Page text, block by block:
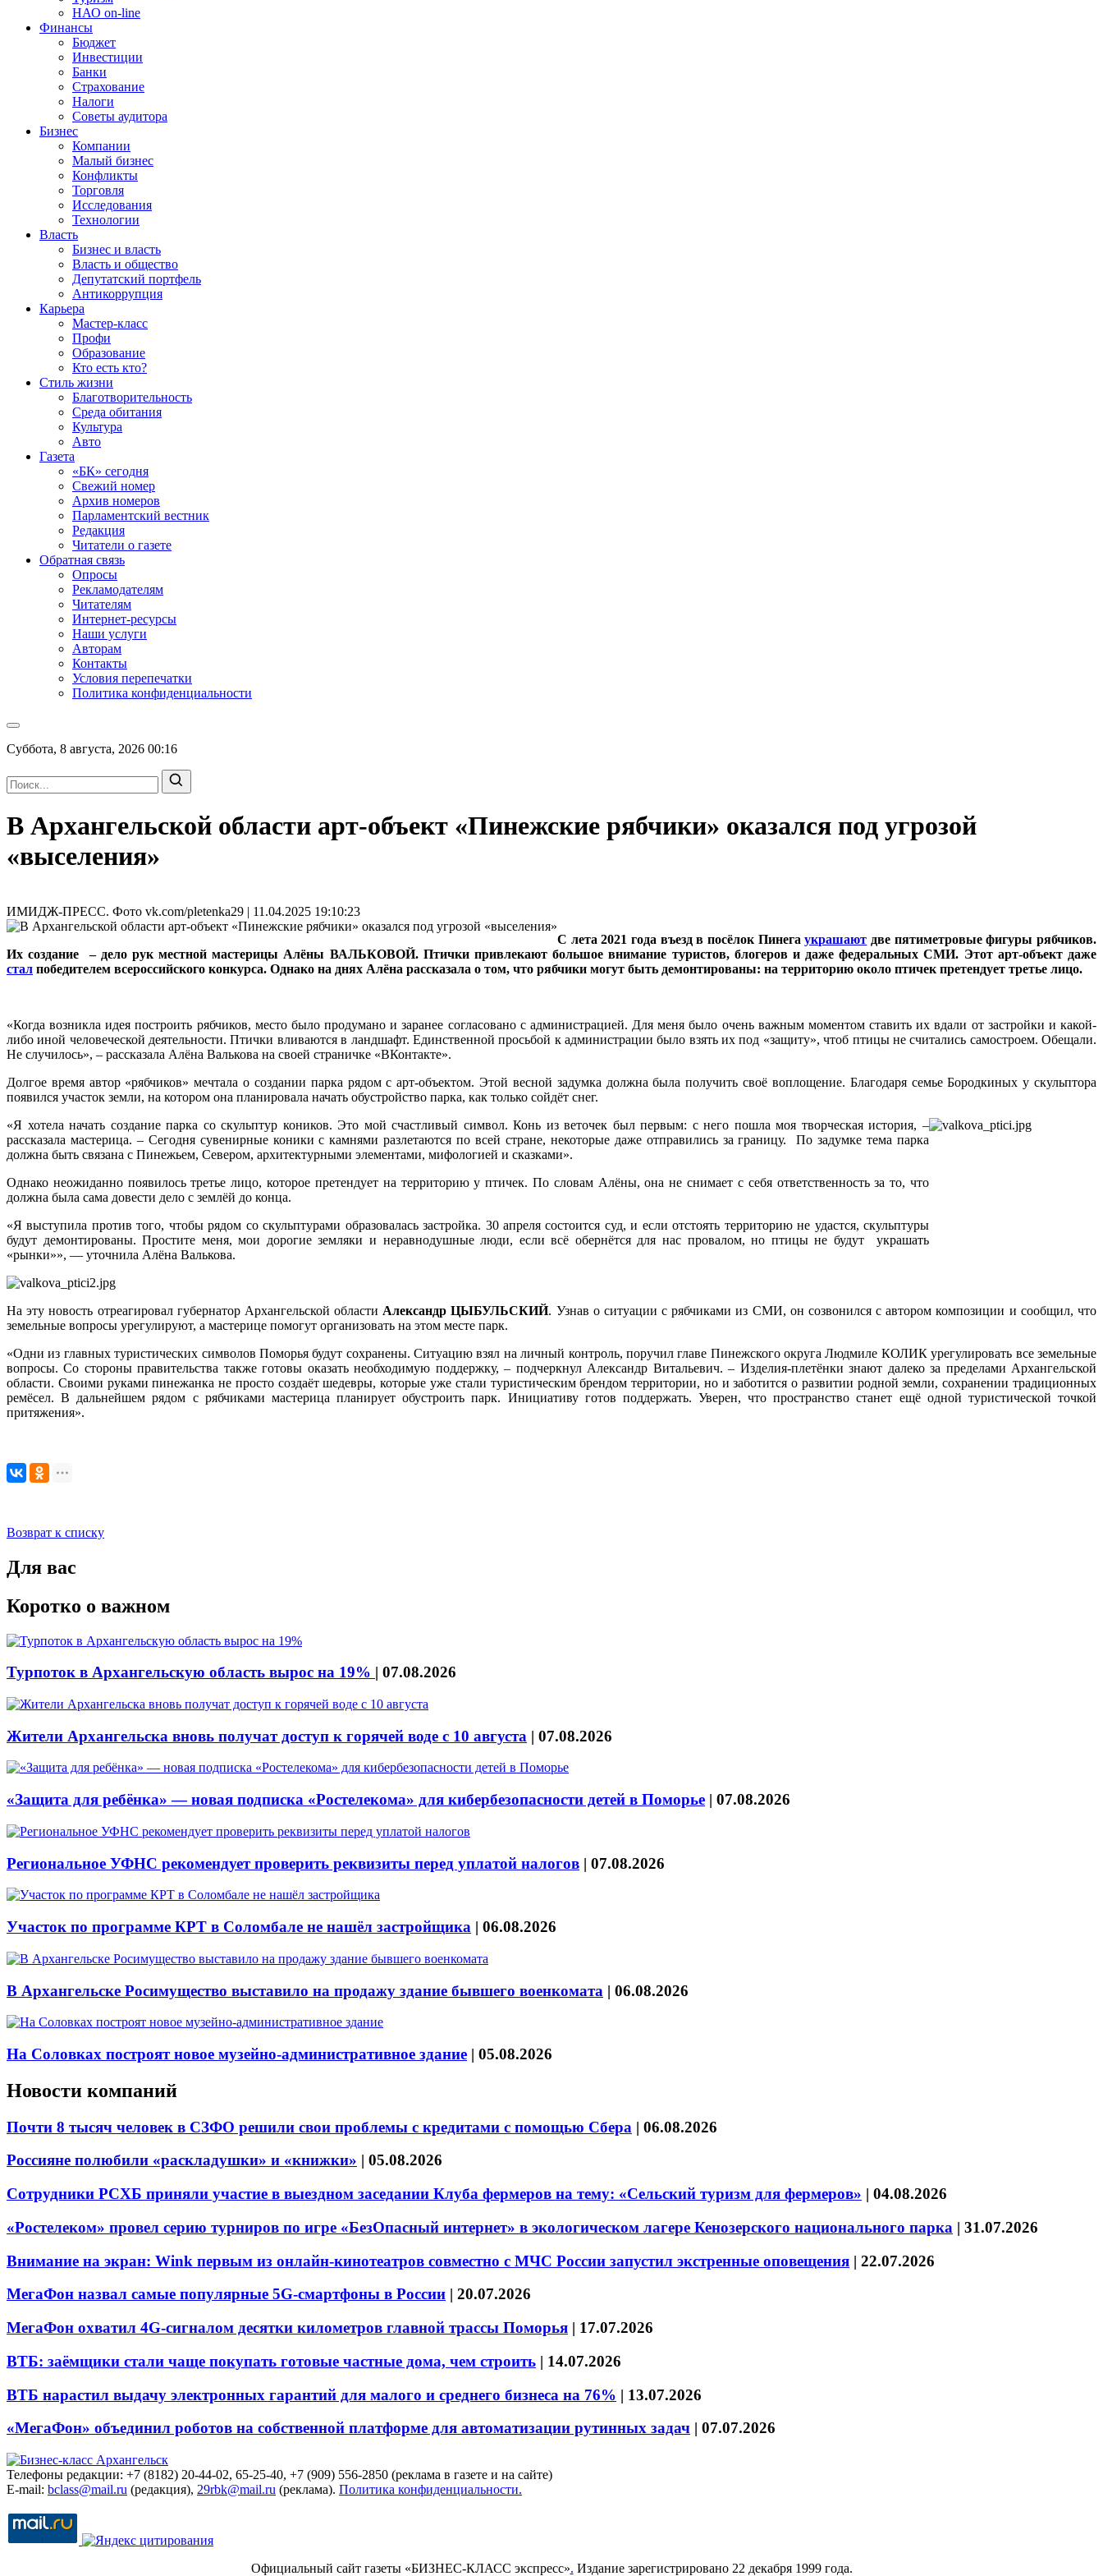
НАО on-line
Финансы
Бюджет
Инвестиции
Банки
Страхование
Налоги
Советы аудитора
Бизнес
Компании
Малый бизнес
Конфликты
Торговля
Исследования
Технологии
Власть
Бизнес и власть
Власть и общество
Депутатский портфель
Антикоррупция
Карьера
Мастер-класс
Профи
Образование
Кто есть кто?
Стиль жизни
Благотворительность
Среда обитания
Культура
Авто
Газета
«БК» сегодня
Свежий номер
Архив номеров
Парламентский вестник
Редакция
Читатели о газете
Обратная связь
Опросы
Рекламодателям
Читателям
Интернет-ресурсы
Наши услуги
Авторам
Контакты
Условия перепечатки
Политика конфиденциальности
Суббота, 8 августа, 2026 00:16
В Архангельской области арт-объект «Пинежские рябчики» оказался под угрозой
«выселения»
ИМИДЖ-ПРЕСС. Фото vk.com/pletenka29 | 11.04.2025 19:10:23
С лета 2021 года въезд в посёлок Пинегаукрашают две пятиметровые фигуры рябчиков.
Их создание – дело рук местной мастерицы Алёны ВАЛЬКОВОЙ. Птички привлекают большое внимание туристов, блогеров и даже федеральных СМИ. Этот арт-объект даже
стал победителем всероссийского конкурса. Однако на днях Алёна рассказала о том, что рябчики могут быть демонтированы: на территорию около птичек претендует третье лицо.
«Когда возникла идея построить рябчиков, место было продумано и заранее согласовано с администрацией. Для меня было очень важным моментом ставить их вдали от застройки и какой-
либо иной человеческой деятельности. Птички вливаются в ландшафт. Единственной просьбой к администрации было взять их под «защиту», чтоб птицы не считались самостроем. Обещали.
Не случилось», – рассказала Алёна Валькова на своей страничке «ВКонтакте».
Долгое время автор «рябчиков» мечтала о создании парка рядом с арт-объектом. Этой весной задумка должна была получить своё воплощение. Благодаря семье Бородкиных у скульптора
появился участок земли, на котором она планировала начать обустройство парка, как только сойдёт снег.
«Я хотела начать создание парка со скульптур коников. Это мой счастливый символ. Конь из веточек был первым: с него пошла моя творческая история, –
рассказала мастерица. – Сегодня сувенирные коники с камнями разлетаются по всей стране, некоторые даже отправились за границу. По задумке тема парка
должна быть связана с Пинежьем, Севером, архитектурными элементами, мифологией и сказками».
Однако неожиданно появилось третье лицо, которое претендует на территорию у птичек. По словам Алёны, она не снимает с себя ответственность за то, что
должна была сама довести дело с землёй до конца.
«Я выступила против того, чтобы рядом со скульптурами образовалась застройка. 30 апреля состоится суд, и если отстоять территорию не удастся, скульптуры
будут демонтированы. Простите меня, мои дорогие земляки и неравнодушные люди, если всё обернётся для нас провалом, но птицы не будут украшать
«рынки»», — уточнила Алёна Валькова.
На эту новость отреагировал губернатор Архангельской области Александр ЦЫБУЛЬСКИЙ. Узнав о ситуации с рябчиками из СМИ, он созвонился с автором композиции и сообщил, что
земельные вопросы урегулируют, а мастерице помогут организовать на этом месте парк.
«Одни из главных туристических символов Поморья будут сохранены. Ситуацию взял на личный контроль, поручил главе Пинежского округа Людмиле КОЛИК урегулировать все земельные
вопросы. Со стороны правительства также готовы оказать необходимую поддержку, – подчеркнул Александр Витальевич. – Изделия-плетёнки знают далеко за пределами Архангельской
области. Своими руками пинежанка не просто создаёт шедевры, которые уже стали туристическим брендом территории, но и заботится о развитии родной земли, сохранении традиционных
ремёсел. В дальнейшем рядом с рябчиками мастерица планирует обустроить парк. Инициативу готов поддержать. Уверен, что пространство станет ещё одной туристической точкой
притяжения».
Возврат к списку
Для вас
Коротко о важном
Турпоток в Архангельскую область вырос на 19% | 07.08.2026
Жители Архангельска вновь получат доступ к горячей воде с 10 августа | 07.08.2026
«Защита для ребёнка» — новая подписка «Ростелекома» для кибербезопасности детей в Поморье | 07.08.2026
Региональное УФНС рекомендует проверить реквизиты перед уплатой налогов | 07.08.2026
Участок по программе КРТ в Соломбале не нашёл застройщика | 06.08.2026
В Архангельске Росимущество выставило на продажу здание бывшего военкомата | 06.08.2026
На Соловках построят новое музейно-административное здание | 05.08.2026
Новости компаний
Почти 8 тысяч человек в СЗФО решили свои проблемы с кредитами с помощью Сбера | 06.08.2026
Россияне полюбили «раскладушки» и «книжки» | 05.08.2026
Сотрудники РСХБ приняли участие в выездном заседании Клуба фермеров на тему: «Сельский туризм для фермеров» | 04.08.2026
«Ростелеком» провел серию турниров по игре «БезОпасный интернет» в экологическом лагере Кенозерского национального парка | 31.07.2026
Внимание на экран: Wink первым из онлайн-кинотеатров совместно с МЧС России запустил экстренные оповещения | 22.07.2026
МегаФон назвал самые популярные 5G-смартфоны в России | 20.07.2026
МегаФон охватил 4G-сигналом десятки километров главной трассы Поморья | 17.07.2026
ВТБ: заёмщики стали чаще покупать готовые частные дома, чем строить | 14.07.2026
ВТБ нарастил выдачу электронных гарантий для малого и среднего бизнеса на 76% | 13.07.2026
«МегаФон» объединил роботов на собственной платформе для автоматизации рутинных задач | 07.07.2026
Телефоны редакции: +7 (8182) 20-44-02, 65-25-40, +7 (909) 556-2850 (реклама в газете и на сайте)
E-mail: bclass@mail.ru (редакция), 29rbk@mail.ru (реклама). Политика конфиденциальности.
Официальный сайт газеты «БИЗНЕС-КЛАСС экспресс». Издание зарегистрировано 22 декабря 1999 года.